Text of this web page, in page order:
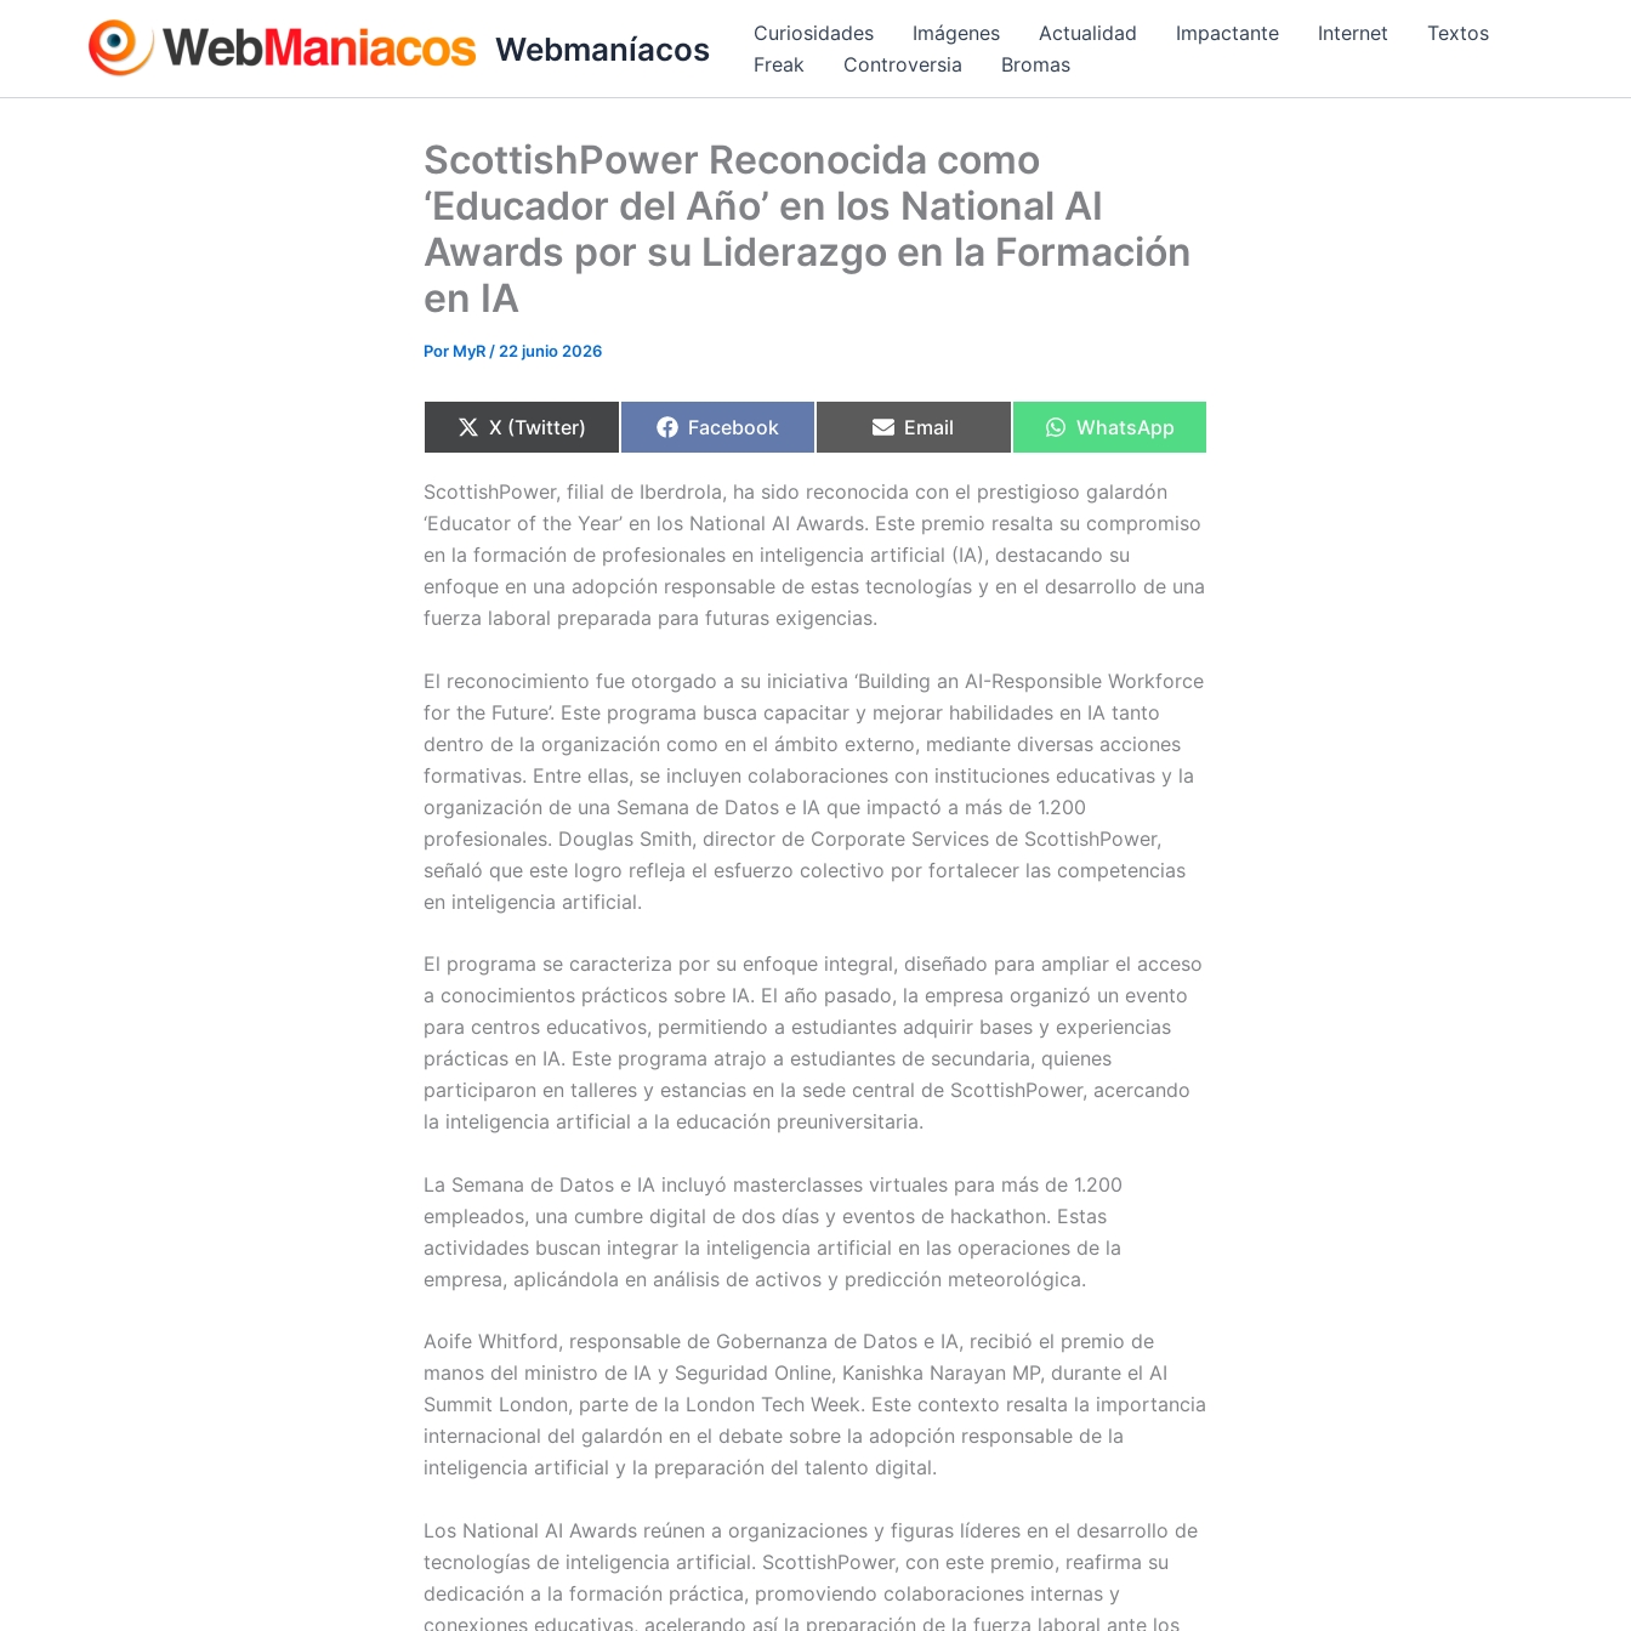
Webmaníacos Curiosidades Imágenes Actualidad Impactante Internet
Textos
Freak
Controversia Bromas
ScottishPower Reconocida como
‘Educador del Año’ en los National AI
Awards por su Liderazgo en la Formación
en IA
Por MyR / 22 junio 2026
Compartir
X (Twitter)
Compartir
Facebook
Compartir
Email
Compartir
WhatsApp
ScottishPower, filial de Iberdrola, ha sido reconocida con el prestigioso galardón
‘Educator of the Year’ en los National AI Awards. Este premio resalta su compromiso
en la formación de profesionales en inteligencia artificial (IA), destacando su
enfoque en una adopción responsable de estas tecnologías y en el desarrollo de una
fuerza laboral preparada para futuras exigencias.
El reconocimiento fue otorgado a su iniciativa ‘Building an AI-Responsible Workforce
for the Future’. Este programa busca capacitar y mejorar habilidades en IA tanto
dentro de la organización como en el ámbito externo, mediante diversas acciones
formativas. Entre ellas, se incluyen colaboraciones con instituciones educativas y la
organización de una Semana de Datos e IA que impactó a más de 1.200
profesionales. Douglas Smith, director de Corporate Services de ScottishPower,
señaló que este logro refleja el esfuerzo colectivo por fortalecer las competencias
en inteligencia artificial.
El programa se caracteriza por su enfoque integral, diseñado para ampliar el acceso
a conocimientos prácticos sobre IA. El año pasado, la empresa organizó un evento
para centros educativos, permitiendo a estudiantes adquirir bases y experiencias
prácticas en IA. Este programa atrajo a estudiantes de secundaria, quienes
participaron en talleres y estancias en la sede central de ScottishPower, acercando
la inteligencia artificial a la educación preuniversitaria.
La Semana de Datos e IA incluyó masterclasses virtuales para más de 1.200
empleados, una cumbre digital de dos días y eventos de hackathon. Estas
actividades buscan integrar la inteligencia artificial en las operaciones de la
empresa, aplicándola en análisis de activos y predicción meteorológica.
Aoife Whitford, responsable de Gobernanza de Datos e IA, recibió el premio de
manos del ministro de IA y Seguridad Online, Kanishka Narayan MP, durante el AI
Summit London, parte de la London Tech Week. Este contexto resalta la importancia
internacional del galardón en el debate sobre la adopción responsable de la
inteligencia artificial y la preparación del talento digital.
Los National AI Awards reúnen a organizaciones y figuras líderes en el desarrollo de
tecnologías de inteligencia artificial. ScottishPower, con este premio, reafirma su
dedicación a la formación práctica, promoviendo colaboraciones internas y
conexiones educativas, acelerando así la preparación de la fuerza laboral ante los